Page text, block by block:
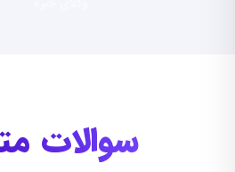
سوالات